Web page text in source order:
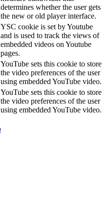
determines whether the user gets
the new or old player interface.
YSC cookie is set by Youtube
and is used to track the views of
embedded videos on Youtube
pages.
YouTube sets this cookie to store
the video preferences of the user
using embedded YouTube video.
YouTube sets this cookie to store
the video preferences of the user
using embedded YouTube video.